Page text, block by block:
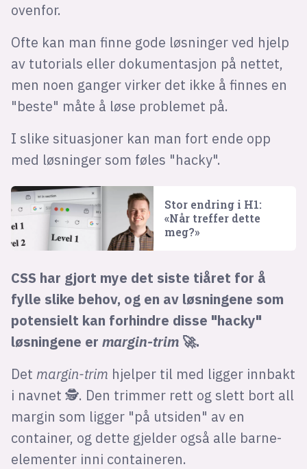
ovenfor.
Ofte kan man finne gode løsninger ved hjelp
av tutorials eller dokumentasjon på nettet,
men noen ganger virker det ikke å finnes en
"beste" måte å løse problemet på.
I slike situasjoner kan man fort ende opp
med løsninger som føles "hacky".
Stor endring i H1:
«Når treffer dette
meg?»
CSS har gjort mye det siste tiåret for å
fylle slike behov, og en av løsningene som
potensielt kan forhindre disse "hacky"
løsningene er margin-trim🚀.
Det margin-trim hjelper til med ligger innbakt
i navnet 🕵️. Den trimmer rett og slett bort all
margin som ligger "på utsiden" av en
container, og dette gjelder også alle barne-
elementer inni containeren.